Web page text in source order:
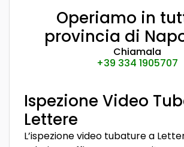
Operiamo in
provincia di
Chiamala
+39 334 1905707
Ispezione Video
Lettere
L’ispezione video tubature a